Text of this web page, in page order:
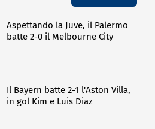
Aspettando la Juve, il Palermo
batte 2-0 il Melbourne City
Il Bayern batte 2-1 l'Aston Villa,
in gol Kim e Luis Diaz